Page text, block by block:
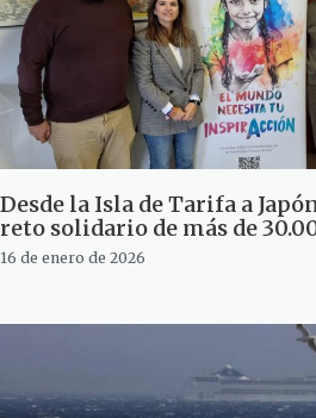
Desde la Isla de Tarifa a
reto solidario de más de
16 de enero de 2026